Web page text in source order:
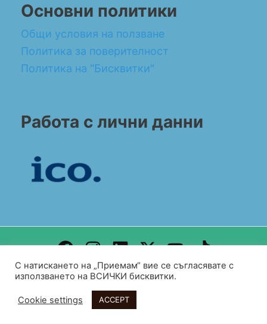
Основни политики
Общи условия на ползване
Политика за поверителност
Политика на "Бисквитки"
Работа с лични данни
Design by WEB DEV FOR ALL
Copyright© 2026 BG CONSULT UK
С натискането на „Приемам“ вие се съгласявате с
използването на ВСИЧКИ бисквитки.
Cookie settings ACCEPT